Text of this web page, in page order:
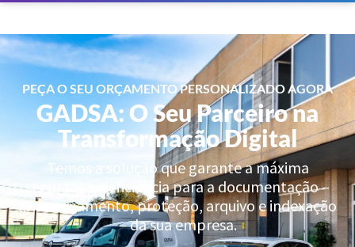
PEÇA O SEU ORÇAMENTO PERSONALIZADO AGORA
GADSA: O Seu Parceiro na
Transformação Digital
Temos a solução que garante a máxima
segurança e eficiência para a documentação –
armazenamento, proteção, arquivo e indexação
– da sua empresa.